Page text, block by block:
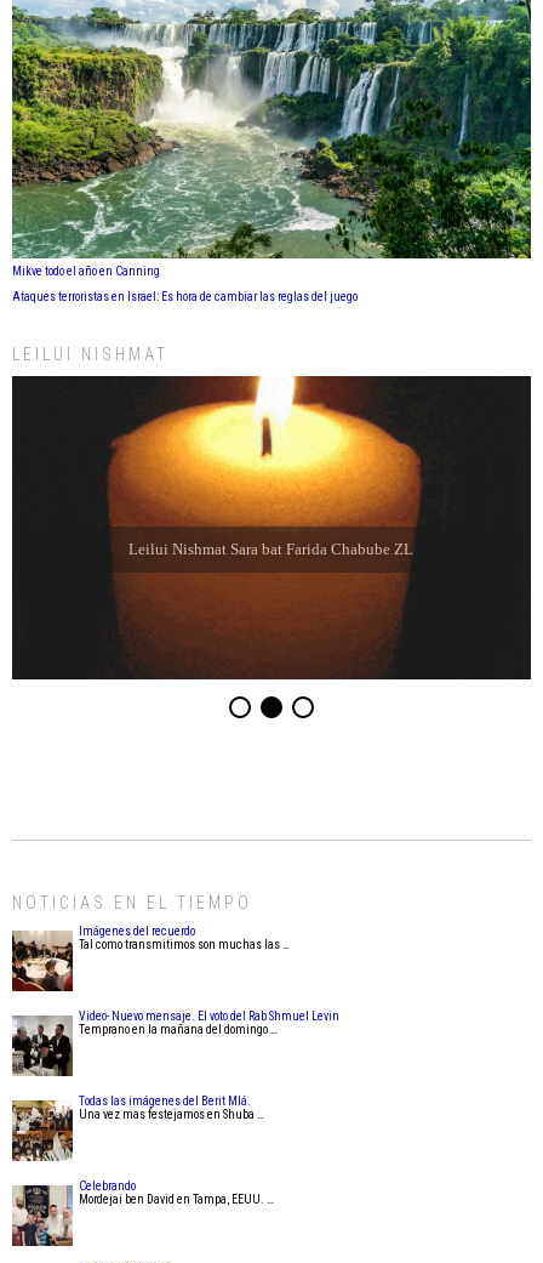
Mikve todo el año en Canning
Ataques terroristas en Israel: Es hora de cambiar las reglas del juego
LEILUI NISHMAT
Leilui Nishmat Sara bat Farida Chabube ZL
NOTICIAS EN EL TIEMPO
Imágenes del recuerdo
Tal como transmitimos son muchas las …
Video- Nuevo mensaje. El voto del Rab Shmuel Levin
Temprano en la mañana del domingo …
Todas las imágenes del Berit Mlá.
Una vez mas festejamos en Shuba …
Celebrando
Mordejai ben David en Tampa, EEUU. …